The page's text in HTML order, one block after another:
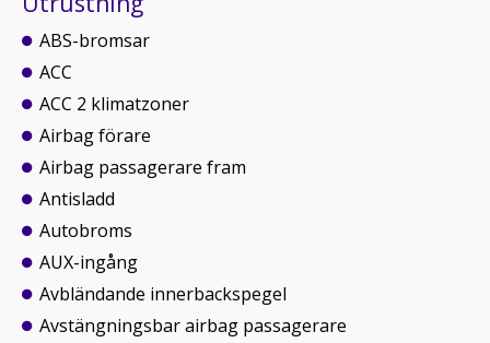
ABS-bromsar
ACC
ACC 2 klimatzoner
Airbag förare
Airbag passagerare fram
Antisladd
Autobroms
AUX-ingång
Avbländande innerbackspegel
Avstängningsbar airbag passagerare